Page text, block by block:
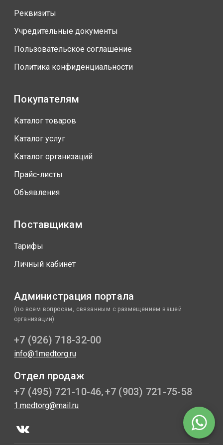
Реквизиты
Учредительные документы
Пользовательское соглашение
Политика конфиденциальности
Покупателям
Каталог товаров
Каталог услуг
Каталог организаций
Прайс-листы
Объявления
Поставщикам
Тарифы
Личный кабинет
Администрация портала
(по всем вопросам, связанным с размещением вашей
организации)
+7 (926) 718-32-00
info@1medtorg.ru
Отдел продаж
+7 (495) 721-10-46, +7 (903) 721-75-58
1.medtorg@mail.ru